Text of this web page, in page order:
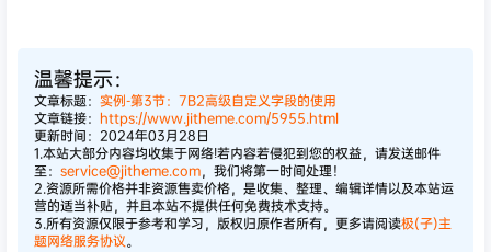
温馨提示：
文章标题： 实例-第3节：7B2高级自定义字段的使用
文章链接： https://www.jitheme.com/5955.html
更新时间：2024年03月28日
1.本站大部分内容均收集于网络!若内容若侵犯到您的权益，请发送邮件
至： service@jitheme.com，我们将第一时间处理！
2.资源所需价格并非资源售卖价格，是收集、整理、编辑详情以及本站运
营的适当补贴，并且本站不提供任何免费技术支持。
3.所有资源仅限于参考和学习，版权归原作者所有，更多请阅读极(子)主
题网络服务协议。